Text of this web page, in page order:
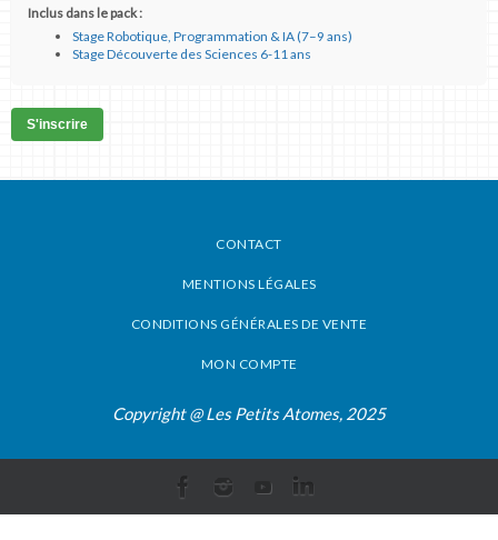
Inclus dans le pack :
Stage Robotique, Programmation & IA (7–9 ans)
Stage Découverte des Sciences 6-11 ans
S'inscrire
CONTACT
MENTIONS LÉGALES
CONDITIONS GÉNÉRALES DE VENTE
MON COMPTE
Copyright @ Les Petits Atomes, 2025